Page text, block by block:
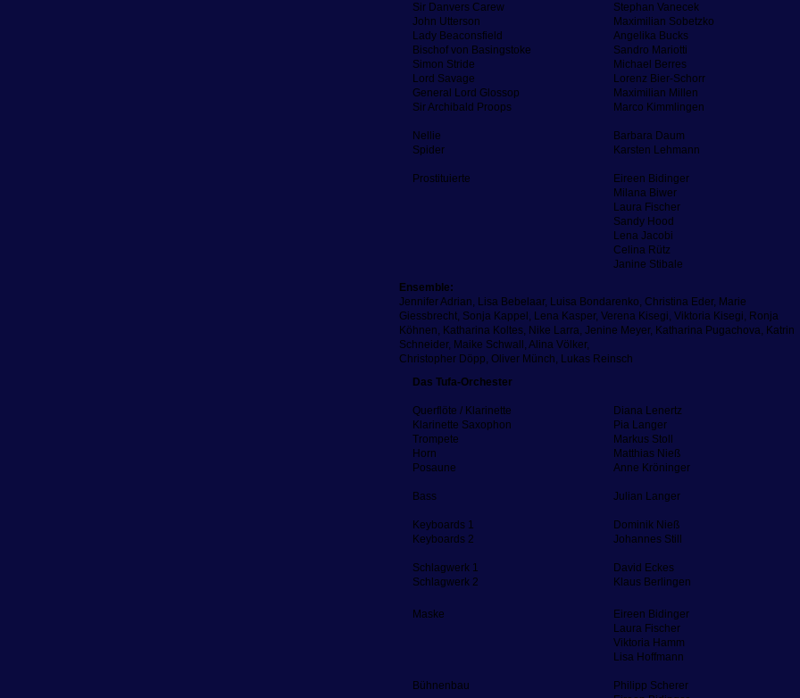
Sir Danvers Carew
John Utterson
Lady Beaconsfield
Bischof von Basingstoke
Simon Stride
Lord Savage
General Lord Glossop
Sir Archibald Proops
Nellie
Spider
Prostituierte
Stephan Vanecek
Maximilian Sobetzko
Angelika Bucks
Sandro Mariotti
Michael Berres
Lorenz Bier-Schorr
Maximilian Millen
Marco Kimmlingen
Barbara Daum
Karsten Lehmann
Eireen Bidinger
Milana Biwer
Laura Fischer
Sandy Hood
Lena Jacobi
Celina Rütz
Janine Stibale
Ensemble:
Jennifer Adrian, Lisa Bebelaar, Luisa Bondarenko, Christina Eder, Marie
Giessbrecht, Sonja Kappel, Lena Kasper, Verena Kisegi, Viktoria Kisegi, Ronja
Köhnen, Katharina Koltes, Nike Larra, Jenine Meyer, Katharina Pugachova, Katrin
Schneider, Maike Schwall, Alina Völker,
Christopher Döpp, Oliver Münch, Lukas Reinsch
Das Tufa-Orchester
Querflöte / Klarinette
Klarinette Saxophon
Trompete
Horn
Posaune
Bass
Keyboards 1
Keyboards 2
Schlagwerk 1
Schlagwerk 2
Diana Lenertz
Pia Langer
Markus Stoll
Matthias Nieß
Anne Kröninger
Julian Langer
Dominik Nieß
Johannes Still
David Eckes
Klaus Berlingen
Maske
Bühnenbau
Eireen Bidinger
Laura Fischer
Viktoria Hamm
Lisa Hoffmann
Philipp Scherer